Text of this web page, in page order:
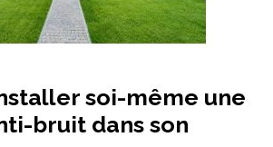
soi-même une
bruit dans son